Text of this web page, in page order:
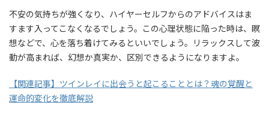
不安の気持ちが強くなり、ハイヤーセルフからのアドバイスはま
すます入ってこなくなるでしょう。この心理状態に陥った時は、瞑
想などで、心を落ち着けてみるといいでしょう。リラックスして波
動が高まれば、幻想か真実か、区別できるようになりますよ。
【関連記事】ツインレイに出会うと起こることとは？魂の覚醒と
運命的変化を徹底解説